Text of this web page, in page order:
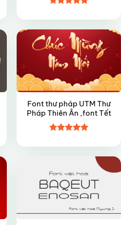
hạng4.95
Font thư pháp UTM Thư
Pháp Thiên Ân ,font Tết
hạng55